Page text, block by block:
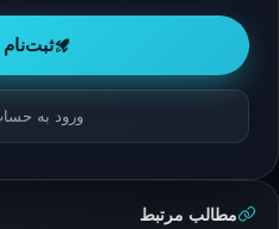
ثبت‌نام
ورود به
مطالب مرتبط